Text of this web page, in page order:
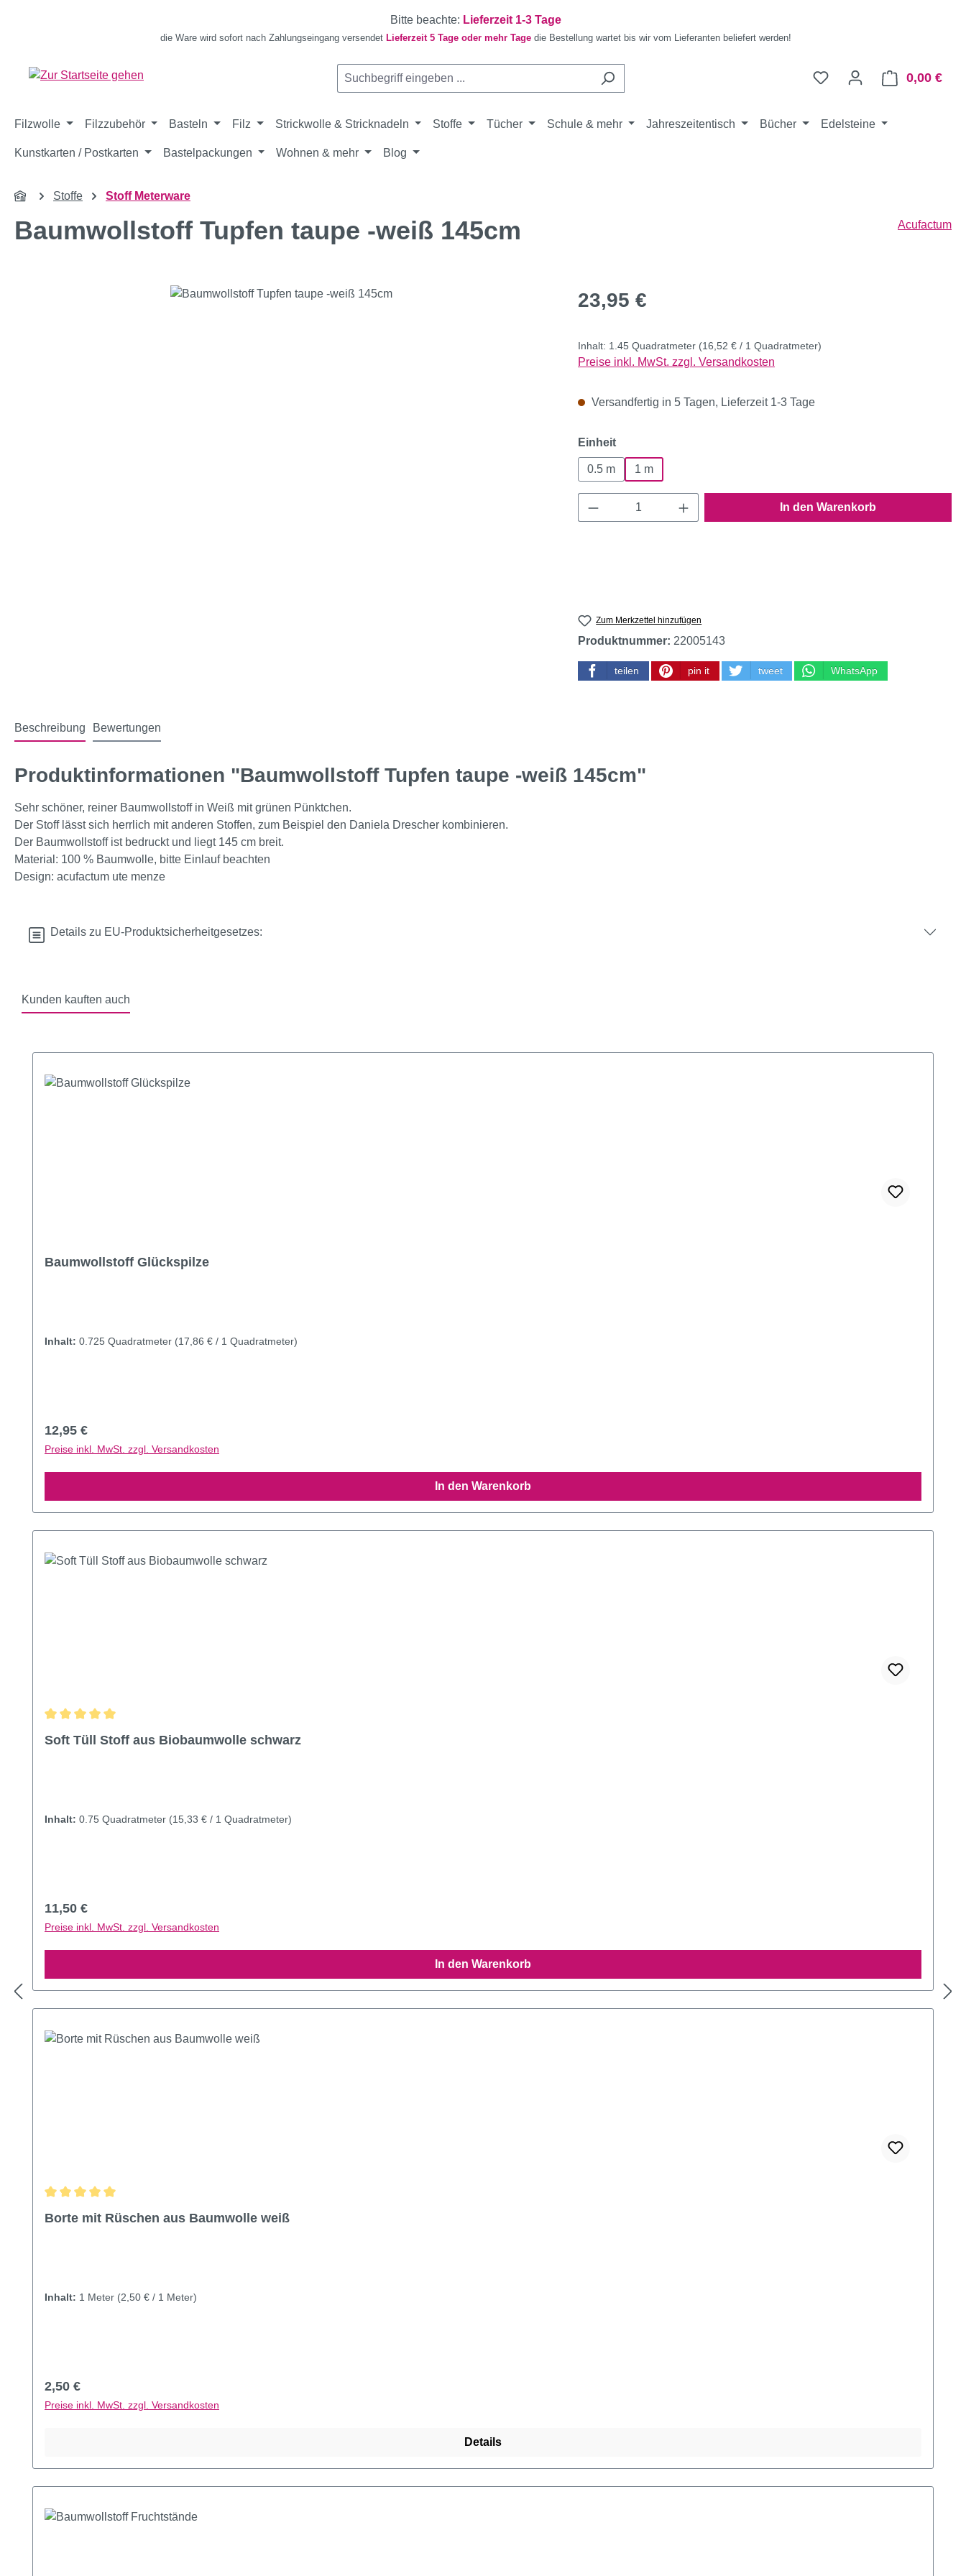
Bitte beachte: Lieferzeit 1-3 Tage
die Ware wird sofort nach Zahlungseingang versendet Lieferzeit 5 Tage oder mehr Tage die Bestellung wartet bis wir vom Lieferanten beliefert werden!
0,00 €
Filzwolle Filzzubehör Basteln Filz Strickwolle & Stricknadeln Stoffe Tücher Schule & mehr Jahreszeitentisch Bücher Edelsteine
Kunstkarten / Postkarten Bastelpackungen Wohnen & mehr Blog
Stoffe Stoff Meterware
Baumwollstoff Tupfen taupe -weiß 145cm Acufactum
Regulärer Preis:
23,95 €
Inhalt: 1.45 Quadratmeter (16,52 € / 1 Quadratmeter)
Preise inkl. MwSt. zzgl. Versandkosten
Versandfertig in 5 Tagen, Lieferzeit 1-3 Tage
Einheitauswählen
0.5 m 1 m
Produkt Anzahl: Gib den gewünschten Wert ein
In den Warenkorb
Zum Merkzettel hinzufügen
Produktnummer: 22005143
teilen pin it tweet WhatsApp
Beschreibung Bewertungen
Produktinformationen "Baumwollstoff Tupfen taupe -weiß 145cm"
Sehr schöner, reiner Baumwollstoff in Weiß mit grünen Pünktchen.
Der Stoff lässt sich herrlich mit anderen Stoffen, zum Beispiel den Daniela Drescher kombinieren.
Der Baumwollstoff ist bedruckt und liegt 145 cm breit.
Material: 100 % Baumwolle, bitte Einlauf beachten
Design: acufactum ute menze
Details zu EU-Produktsicherheitgesetzes:
Kunden kauften auch
Baumwollstoff Glückspilze
Inhalt: 0.725 Quadratmeter (17,86 € / 1 Quadratmeter)
Regulärer Preis:
12,95 €
Preise inkl. MwSt. zzgl. Versandkosten
In den Warenkorb
Durchschnittliche Bewertung von 5 von 5 Sternen
Soft Tüll Stoff aus Biobaumwolle schwarz
Inhalt: 0.75 Quadratmeter (15,33 € / 1 Quadratmeter)
Regulärer Preis:
11,50 €
Preise inkl. MwSt. zzgl. Versandkosten
In den Warenkorb
Durchschnittliche Bewertung von 5 von 5 Sternen
Borte mit Rüschen aus Baumwolle weiß
Inhalt: 1 Meter (2,50 € / 1 Meter)
Regulärer Preis:
2,50 €
Preise inkl. MwSt. zzgl. Versandkosten
Details